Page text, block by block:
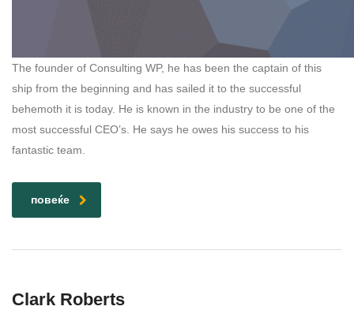
The founder of Consulting WP, he has been the captain of this
ship from the beginning and has sailed it to the successful
behemoth it is today. He is known in the industry to be one of the
most successful CEO’s. He says he owes his success to his
fantastic team.
повеќе
Clark Roberts